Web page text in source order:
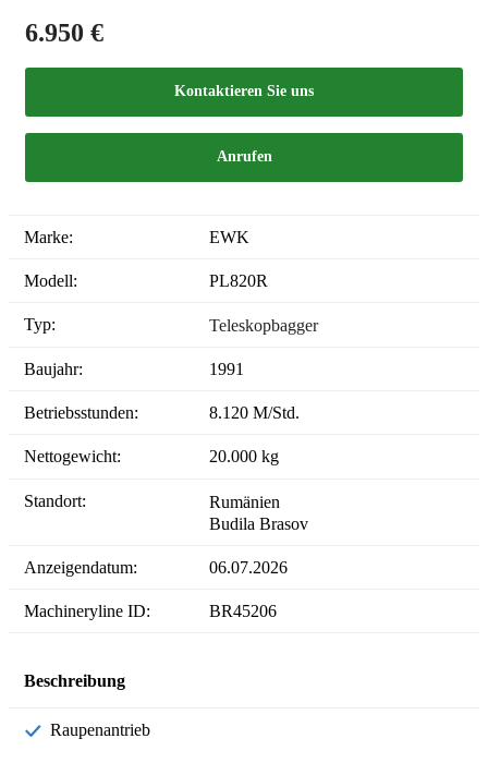
6.950 €
Kontaktieren Sie uns
Anrufen
Marke: EWK
Modell: PL820R
Typ: Teleskopbagger
Baujahr: 1991
Betriebsstunden: 8.120 M/Std.
Nettogewicht: 20.000 kg
Standort:
Rumänien
Budila Brasov
Anzeigendatum: 06.07.2026
Machineryline ID: BR45206
Beschreibung
Raupenantrieb